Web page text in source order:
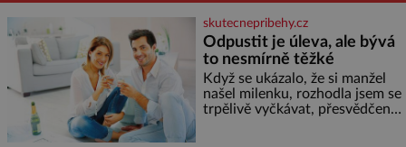
skutecnepribehy.cz
Odpustit je úleva, ale bývá
to nesmírně těžké
Když se ukázalo, že si manžel
našel milenku, rozhodla jsem se
trpělivě vyčkávat, přesvědčena,